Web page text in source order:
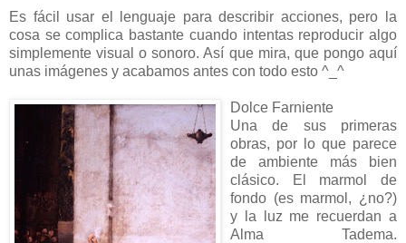
Es fácil usar el lenguaje para describir acciones, pero la
cosa se complica bastante cuando intentas reproducir algo
simplemente visual o sonoro. Así que mira, que pongo aquí
unas imágenes y acabamos antes con todo esto ^_^
Dolce Farniente
Una de sus primeras
obras, por lo que parece
de ambiente más bien
clásico. El marmol de
fondo (es marmol, ¿no?)
y la luz me recuerdan a
Alma Tadema.